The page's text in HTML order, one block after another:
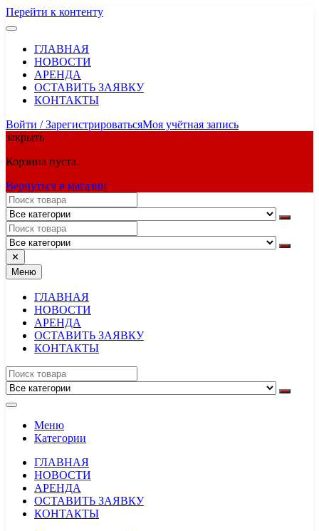
Перейти к контенту
ГЛАВНАЯ
НОВОСТИ
АРЕНДА
ОСТАВИТЬ ЗАЯВКУ
КОНТАКТЫ
Войти / ЗарегистрироватьсяМоя учётная запись
закрыть
Корзина пуста.
Вернуться в магазин
✕
Меню
ГЛАВНАЯ
НОВОСТИ
АРЕНДА
ОСТАВИТЬ ЗАЯВКУ
КОНТАКТЫ
Меню
Категории
ГЛАВНАЯ
НОВОСТИ
АРЕНДА
ОСТАВИТЬ ЗАЯВКУ
КОНТАКТЫ